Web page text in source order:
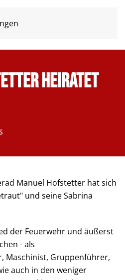
heiratet
Manuel Hofstetter hat sich
und seine Sabrina
der Feuerwehr und äußerst
- als
Maschinist, Gruppenführer,
auch in den weniger